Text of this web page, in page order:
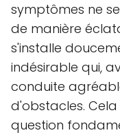
symptômes ne
de manière
s'installe
indésirable qui,
conduite
d'obstacles.
question